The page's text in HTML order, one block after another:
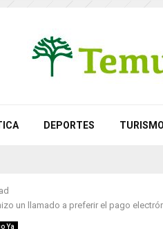
DEPORTES TURISMO
un llamado a preferir el pago
Ya